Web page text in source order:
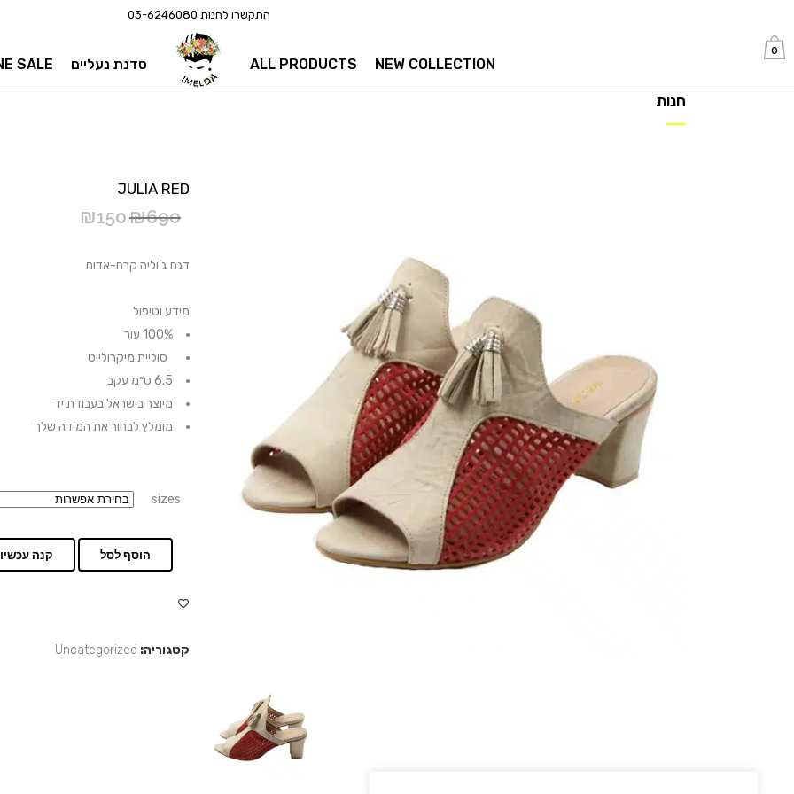
התקשרו לחנות 03-6246080
0
סדנת נעליים SALE NEW COLLECTION
ALL PRODUCTS
חנות
JULIA RED
₪690
₪150
דגם ג’וליה קרם-אדום
מידע וטיפול
100% עור
סוליית מיקרולייט
6.5 ס״מ עקב
מיוצר בישראל בעבודת יד
מומלץ לבחור את המידה שלך
sizes
הוסף לסל קנה עכשיו
קטגוריה: Uncategorized